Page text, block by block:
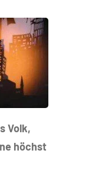
Volk,
höchst